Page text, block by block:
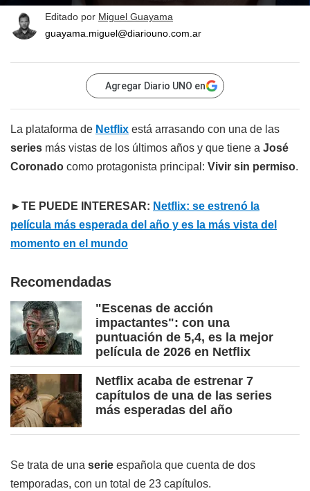
Editado por Miguel Guayama
guayama.miguel@diariouno.com.ar
Agregar Diario UNO en
La plataforma de Netflix está arrasando con una de las
series más vistas de los últimos años y que tiene a José
Coronado como protagonista principal: Vivir sin permiso.
►TE PUEDE INTERESAR: Netflix: se estrenó la
película más esperada del año y es la más vista del
momento en el mundo
Recomendadas
"Escenas de acción
impactantes": con una
puntuación de 5,4, es la mejor
película de 2026 en Netflix
Netflix acaba de estrenar 7
capítulos de una de las series
más esperadas del año
Se trata de una serie española que cuenta de dos
temporadas, con un total de 23 capítulos.